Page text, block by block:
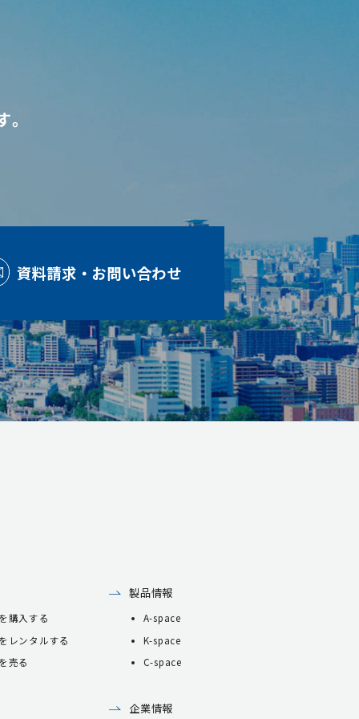
資料請求・お問い合わせ
購入する
レンタルする
売る
製品情報
A-space
K-space
C-space
企業情報